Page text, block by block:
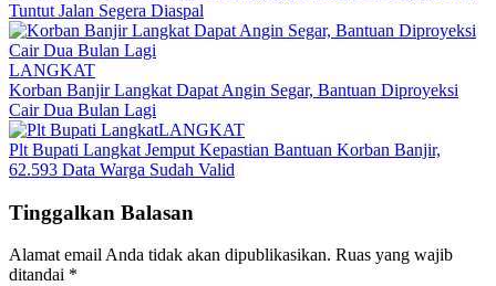
Tuntut Jalan Segera Diaspal
LANGKAT
Korban Banjir Langkat Dapat Angin Segar, Bantuan Diproyeksi
Cair Dua Bulan Lagi
LANGKAT
Plt Bupati Langkat Jemput Kepastian Bantuan Korban Banjir,
62.593 Data Warga Sudah Valid
Tinggalkan Balasan
Alamat email Anda tidak akan dipublikasikan. Ruas yang wajib
ditandai *